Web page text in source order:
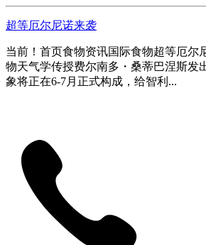
超等厄尔尼诺来袭
当前！首页食物资讯国际食物超等厄尔
物天气学传授费尔南多・桑蒂巴涅斯发
象将正在6-7月正式构成，给智利...